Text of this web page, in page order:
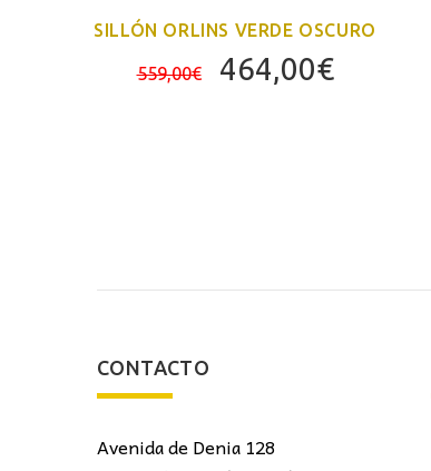
SILLÓN ORLINS VERDE OSCURO
559,00€
El
464,00€El
CONTACTO
Avenida de Denia 128